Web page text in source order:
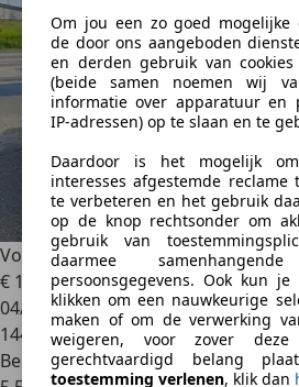
Volkswagen Beetle Beetle 1.2 TSI
€ 10.750
04/2016
144.163 km
Benzine
Om jou een zo goed mogelijke
de door ons aangeboden
en derden gebruik van
(beide samen noemen wij
informatie over apparatuur en
IP-adressen) op te slaan en te
Daardoor is het mogelijk
interesses afgestemde
te verbeteren en het gebruik
op de knop rechtsonder om
gebruik van
daarmee
persoonsgegevens. Ook kun
klikken om een nauwkeurige
maken of om de verwerking
weigeren, voor zover
gerechtvaardigd belang
toestemming verlenen, klik dan